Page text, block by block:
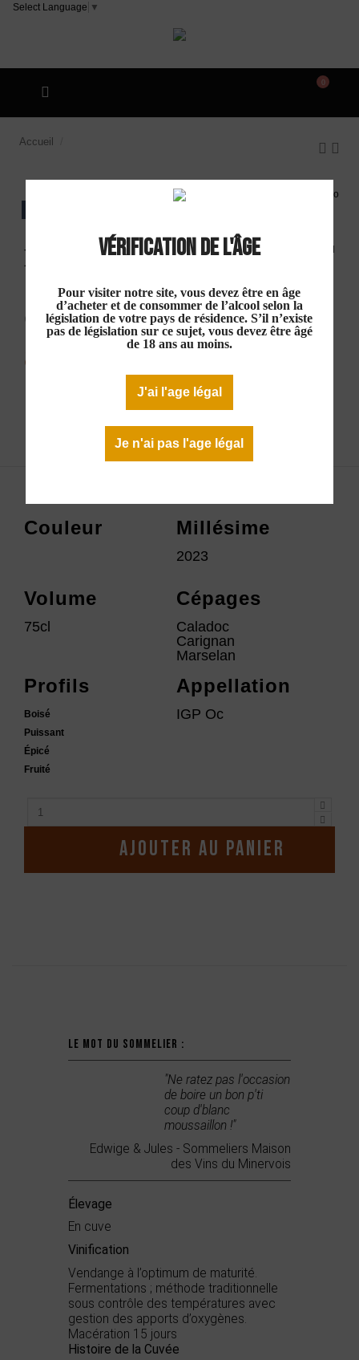
Vérification de l'âge
Pour visiter notre site, vous devez être en âge
d’acheter et de consommer de l’alcool selon la
législation de votre pays de résidence. S’il n’existe
pas de législation sur ce sujet, vous devez être âgé
de 18 ans au moins.
J'ai l'age légal
Je n'ai pas l'age légal
Select Language ▼
0
Accueil
Domaine Pujol
"Marins d'Eau Douce" IGP
Oc Rouge 2023
8,00 €
Télécharger la fiche technique
Couleur Millésime
2023
Volume
75cl
Cépages
Caladoc
Carignan
Marselan
Profils
Boisé
Puissant
Épicé
Fruité
Appellation
IGP Oc
Ajouter au panier
Le mot du sommelier :
"Ne ratez pas l'occasion
de boire un bon p'ti
coup d'blanc
moussaillon !"
Edwige & Jules - Sommeliers Maison
des Vins du Minervois
Élevage
En cuve
Vinification
Vendange à l’optimum de maturité.
Fermentations ; méthode traditionnelle
sous contrôle des températures avec
gestion des apports d’oxygènes.
Macération 15 jours
Histoire de la Cuvée